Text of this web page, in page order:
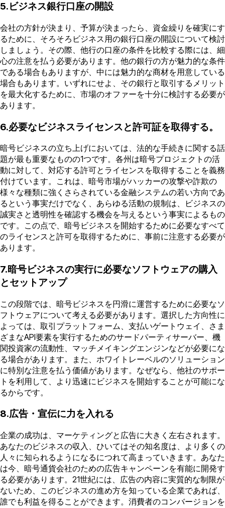
5.ビジネス銀行口座の開設
会社の方針が決まり、予算が決まったら、資金繰りを確実にす
るために、そろそろビジネス用の銀行口座の開設について検討
しましょう。その際、他行の口座の条件を比較する際には、細
心の注意を払う必要があります。他の銀行の方が魅力的な条件
である場合もありますが、中には魅力的な商材を用意している
場合もあります。いずれにせよ、その銀行と取引するメリット
を最大化するために、市場のオファーを十分に検討する必要が
あります。
6.必要なビジネスライセンスと許可証を取得する。
暗号ビジネスの立ち上げにおいては、法的な手続きに関する話
題が最も重要なものの1つです。各州は暗号プロジェクトの活
動に対して、対応する許可とライセンスを取得することを義務
付けています。これは、暗号市場がハッカーの攻撃や詐欺の
様々な種類に強くさらされている金融システムの若い方向であ
るという事実だけでなく、あらゆる活動の規制は、ビジネスの
誠実さと透明性を確認する機会を与えるという事実によるもの
です。この点で、暗号ビジネスを開始するために必要なすべて
のライセンスと許可を取得するために、事前に注意する必要が
あります。
7.暗号ビジネスの実行に必要なソフトウェアの購入
とセットアップ
この段階では、暗号ビジネスを円滑に運営するために必要なソ
フトウェアについて考える必要があります。選択した方向性に
よっては、取引プラットフォーム、支払いゲートウェイ、さま
ざまなAPI要素を実行するためのサードパーティサーバー、機
関投資家の流動性、マッチメイキングエンジンなどが必要にな
る場合があります。また、ホワイトレーベルのソリューション
に特別な注意を払う価値があります。なぜなら、他社のサポー
トを利用して、より迅速にビジネスを開始することが可能にな
るからです。
8.広告・宣伝に力を入れる
企業の成功は、マーケティングと広告に大きく左右されます。
あなたのビジネスの収入、ひいてはその知名度は、より多くの
人々に知られるようになるにつれて高まっていきます。あなた
は今、暗号通貨会社のための広告キャンペーンを有能に開発す
る必要があります。21世紀には、広告の内容に実質的な制限が
ないため、このビジネスの進め方を知っている企業であれば、
誰でも利益を得ることができます。消費者のコンバージョンを